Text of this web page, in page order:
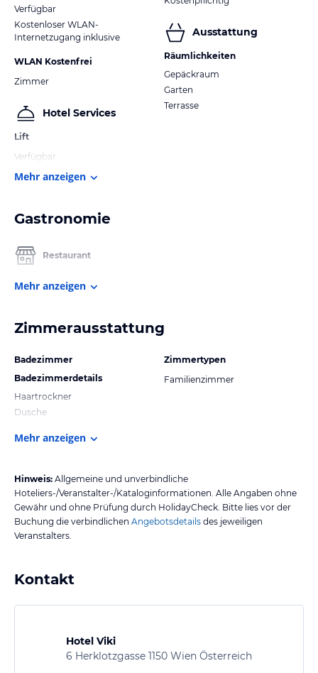
Verfügbar
Kostenloser WLAN-
Internetzugang inklusive
WLAN Kostenfrei
Zimmer
Hotel Services
Lift
Verfügbar
Ausstattung
Räumlichkeiten
Gepäckraum
Garten
Terrasse
Mehr anzeigen
Gastronomie
Restaurant
Mehr anzeigen
Zimmerausstattung
Badezimmer
Badezimmerdetails
Haartrockner
Dusche
Zimmertypen
Familienzimmer
Mehr anzeigen
Hinweis: Allgemeine und unverbindliche
Hoteliers-/Veranstalter-/Kataloginformationen. Alle Angaben ohne
Gewähr und ohne Prüfung durch HolidayCheck. Bitte lies vor der
Buchung die verbindlichen Angebotsdetails des jeweiligen
Veranstalters.
Kontakt
Hotel Viki
6 Herklotzgasse 1150 Wien Österreich